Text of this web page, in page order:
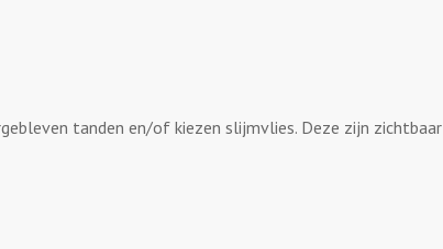
tanden en/of kiezen slijmvlies. Deze zijn zichtbaar